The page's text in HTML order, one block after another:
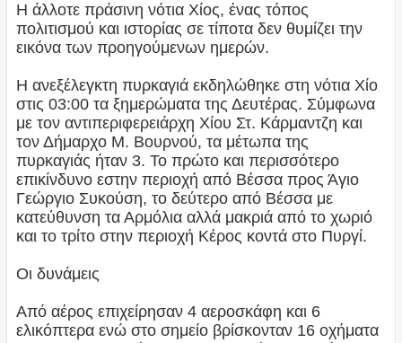
Η άλλοτε πράσινη νότια Χίος, ένας τόπος
πολιτισμού και ιστορίας σε τίποτα δεν θυμίζει την
εικόνα των προηγούμενων ημερών.
Η ανεξέλεγκτη πυρκαγιά εκδηλώθηκε στη νότια Χίο
στις 03:00 τα ξημερώματα της Δευτέρας. Σύμφωνα
με τον αντιπεριφερειάρχη Χίου Στ. Κάρμαντζη και
τον Δήμαρχο Μ. Βουρνού, τα μέτωπα της
πυρκαγιάς ήταν 3. Το πρώτο και περισσότερο
επικίνδυνο εστην περιοχή από Βέσσα προς Άγιο
Γεώργιο Συκούση, το δεύτερο από Βέσσα με
κατεύθυνση τα Αρμόλια αλλά μακριά από το χωριό
και το τρίτο στην περιοχή Κέρος κοντά στο Πυργί.
Οι δυνάμεις
Από αέρος επιχείρησαν 4 αεροσκάφη και 6
ελικόπτερα ενώ στο σημείο βρίσκονταν 16 οχήματα